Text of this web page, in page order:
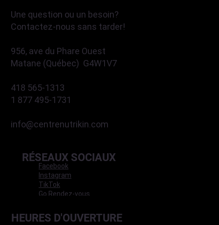
Une question ou un besoin?
Contactez-nous sans tarder!
956, ave du Phare Ouest
Matane (Québec) G4W1V7
418 565-1313
1 877 495-1731
info@centrenutrikin.com
RÉSEAUX SOCIAUX
Facebook
Instagram
TikTok
Go Rendez-vous
HEURES D'OUVERTURE